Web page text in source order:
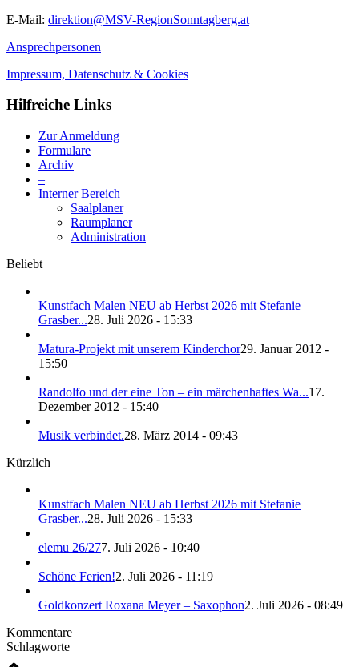
E-Mail: direktion@MSV-RegionSonntagberg.at
Ansprechpersonen
Impressum, Datenschutz & Cookies
Hilfreiche Links
Zur Anmeldung
Formulare
Archiv
–
Interner Bereich
Saalplaner
Raumplaner
Administration
Beliebt
Kunstfach Malen NEU ab Herbst 2026 mit Stefanie
Grasber...28. Juli 2026 - 15:33
Matura-Projekt mit unserem Kinderchor29. Januar 2012 -
15:50
Randolfo und der eine Ton – ein märchenhaftes Wa...17.
Dezember 2012 - 15:40
Musik verbindet.28. März 2014 - 09:43
Kürzlich
Kunstfach Malen NEU ab Herbst 2026 mit Stefanie
Grasber...28. Juli 2026 - 15:33
elemu 26/277. Juli 2026 - 10:40
Schöne Ferien!2. Juli 2026 - 11:19
Goldkonzert Roxana Meyer – Saxophon2. Juli 2026 - 08:49
Kommentare
Schlagworte